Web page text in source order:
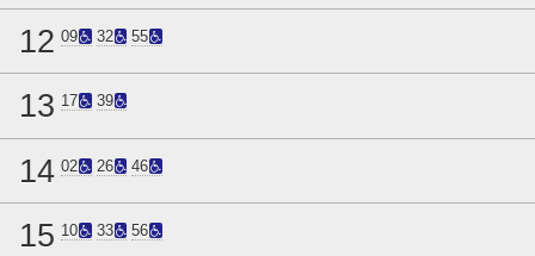
12 09 32 55
13 17 39
14 02 26 46
15 10 33 56